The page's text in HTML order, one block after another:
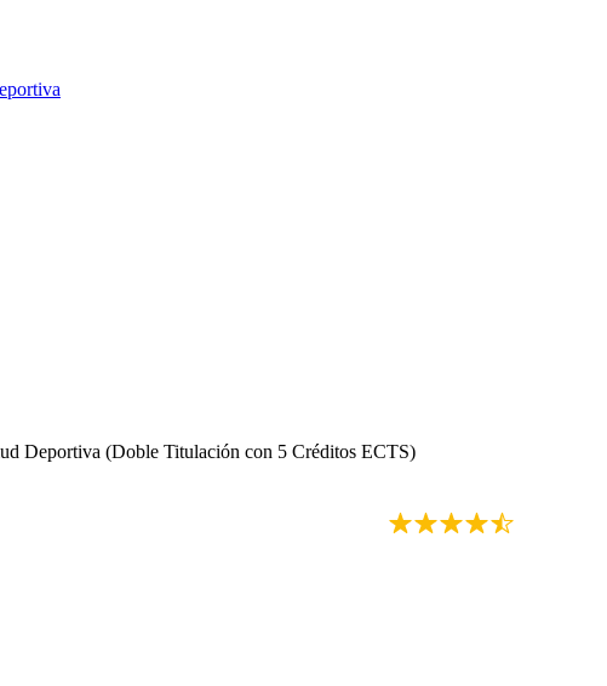
Deportiva (Doble Titulación con 5 Créditos ECTS)